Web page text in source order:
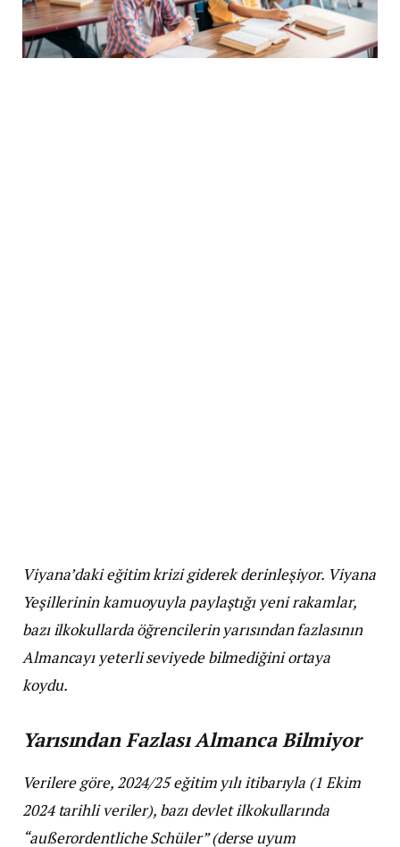
Viyana’daki eğitim krizi giderek derinleşiyor. Viyana
Yeşillerinin kamuoyuyla paylaştığı yeni rakamlar,
bazı ilkokullarda öğrencilerin yarısından fazlasının
Almancayı yeterli seviyede bilmediğini ortaya
koydu.
Yarısından Fazlası Almanca Bilmiyor
Verilere göre, 2024/25 eğitim yılı itibarıyla (1 Ekim
2024 tarihli veriler), bazı devlet ilkokullarında
“außerordentliche Schüler” (derse uyum